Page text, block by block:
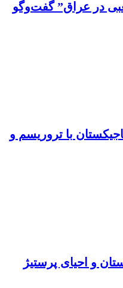
در عراق” گفت‌وگو
با تروریسم و
و احیای پرستیژ